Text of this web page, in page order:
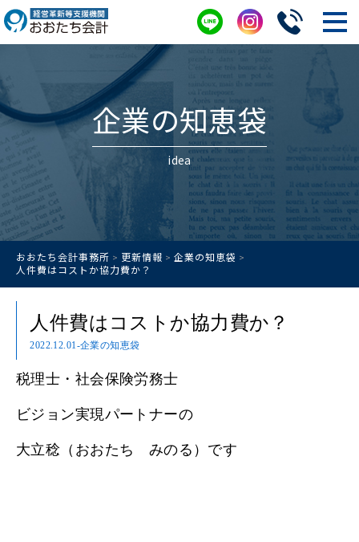
企業の知恵袋
idea
おおたち会計事務所 > 更新情報 > 企業の知恵袋 >
人件費はコストか協力費か？
人件費はコストか協力費か？
2022.12.01-企業の知恵袋
税理士・社会保険労務士
ビジョン実現パートナーの
大立稔（おおたち みのる）です